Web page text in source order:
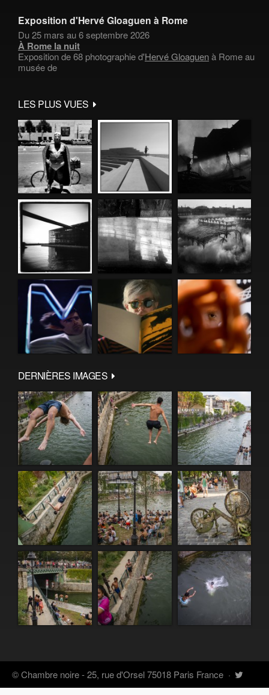
Exposition d'Hervé Gloaguen à Rome
Du 25 mars au 6 septembre 2026
À Rome la nuit
Exposition de 68 photographie d'Hervé Gloaguenà Rome au
musée de
LES PLUS VUES
DERNIÈRES IMAGES
© Chambre noire - 25, rue d'Orsel 75018 Paris France ·